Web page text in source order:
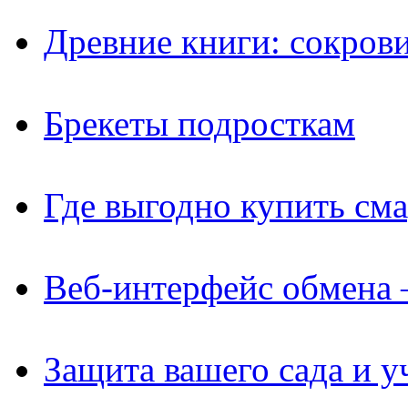
Древние книги:
Брекеты подросткам
Где выгодно купить
Веб-интерфейс
Защита вашего сада и